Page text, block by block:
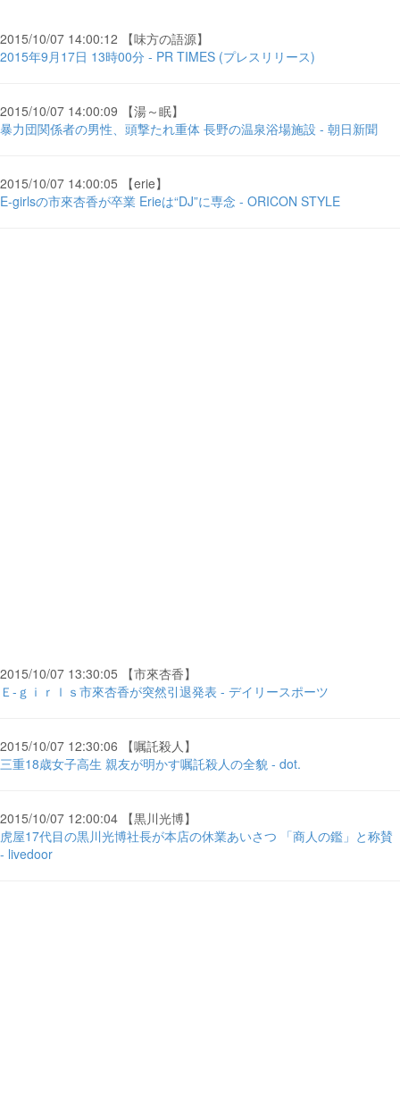
2015/10/07 14:00:12 【味方の語源】
2015年9月17日 13時00分 - PR TIMES (プレスリリース)
2015/10/07 14:00:09 【湯～眠】
暴力団関係者の男性、頭撃たれ重体 長野の温泉浴場施設 - 朝日新聞
2015/10/07 14:00:05 【erie】
E-girlsの市來杏香が卒業 Erieは“DJ”に専念 - ORICON STYLE
2015/10/07 13:30:05 【市來杏香】
Ｅ-ｇｉｒｌｓ市來杏香が突然引退発表 - デイリースポーツ
2015/10/07 12:30:06 【嘱託殺人】
三重18歳女子高生 親友が明かす嘱託殺人の全貌 - dot.
2015/10/07 12:00:04 【黒川光博】
虎屋17代目の黒川光博社長が本店の休業あいさつ 「商人の鑑」と称賛
- livedoor